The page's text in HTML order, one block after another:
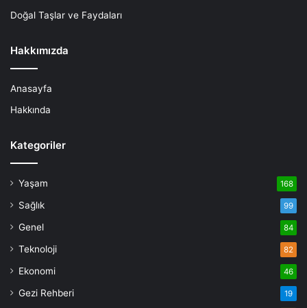
Doğal Taşlar ve Faydaları
Hakkımızda
Anasayfa
Hakkında
Kategoriler
Yaşam 168
Sağlık 99
Genel 84
Teknoloji 82
Ekonomi 46
Gezi Rehberi 19